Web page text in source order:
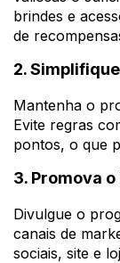
brindes e
de
2.
Mantenha o
Evite regras
pontos, o que
3. Promova
Divulgue o
canais de
sociais, site e